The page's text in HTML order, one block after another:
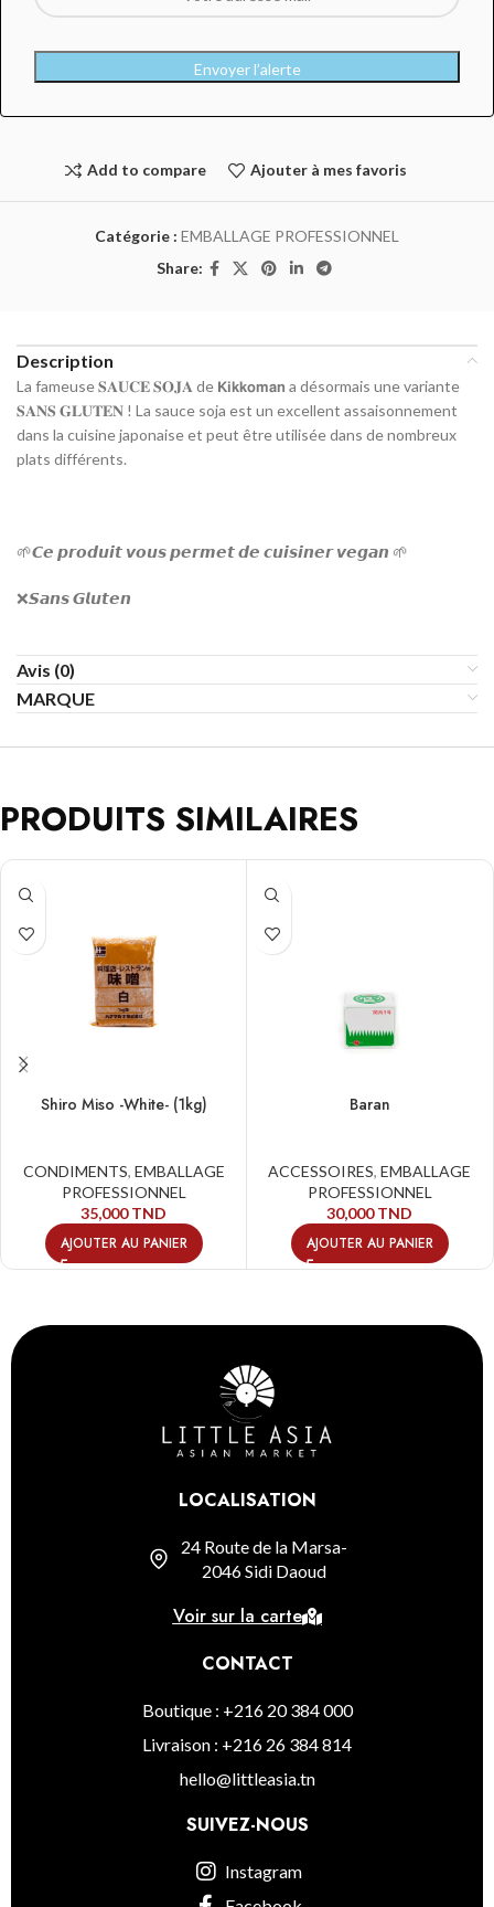
Envoyer l’alerte
Add to compare Ajouter à mes favoris
Catégorie : EMBALLAGE PROFESSIONNEL
Share:
Description
La fameuse 𝐒𝐀𝐔𝐂𝐄 𝐒𝐎𝐉𝐀 de 𝗞𝗶𝗸𝗸𝗼𝗺𝗮𝗻 a désormais une variante
𝐒𝐀𝐍𝐒 𝐆𝐋𝐔𝐓𝐄𝐍 ! La sauce soja est un excellent assaisonnement
dans la cuisine japonaise et peut être utilisée dans de nombreux
plats différents.
🌱𝘾𝙚 𝙥𝙧𝙤𝙙𝙪𝙞𝙩 𝙫𝙤𝙪𝙨 𝙥𝙚𝙧𝙢𝙚𝙩 𝙙𝙚 𝙘𝙪𝙞𝙨𝙞𝙣𝙚𝙧 𝙫𝙚𝙜𝙖𝙣 🌱
❌𝙎𝙖𝙣𝙨 𝙂𝙡𝙪𝙩𝙚𝙣
Avis (0)
MARQUE
PRODUITS SIMILAIRES
Shiro Miso -White- (1kg)
CONDIMENTS, EMBALLAGE
PROFESSIONNEL
35,000TND
AJOUTER AU PANIER
Baran
ACCESSOIRES, EMBALLAGE
PROFESSIONNEL
30,000TND
AJOUTER AU PANIER
LOCALISATION
24 Route de la Marsa-
2046 Sidi Daoud
Voir sur la carte
CONTACT
Boutique : +216 20 384 000
Livraison : +216 26 384 814
hello@littleasia.tn
SUIVEZ-NOUS
Instagram